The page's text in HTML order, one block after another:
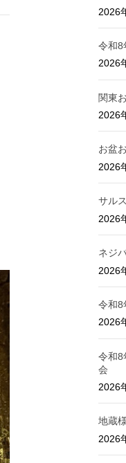
2026
令和8
2026
関東
2026
お盆
2026
サル
2026
ネジ
2026
令和
2026
令和8
会
2026
地蔵
2026